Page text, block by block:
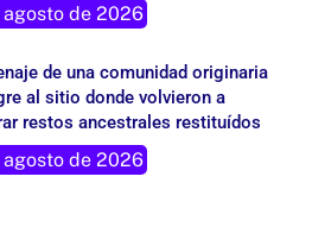
agosto de 2026
de una comunidad originaria
al sitio donde volvieron a
restos ancestrales restituídos
agosto de 2026